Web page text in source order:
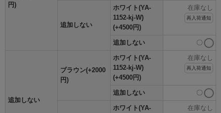
円)
追加しない
ホワイト(YA-
1152-kj-W)
(+4500円)
在庫なし
再入荷通知
追加しない 〇
追加しない
ブラウン(+2000
円)
ホワイト(YA-
1152-kj-W)
(+4500円)
在庫なし
再入荷通知
追加しない 〇
ホワイト(YA-
在庫なし